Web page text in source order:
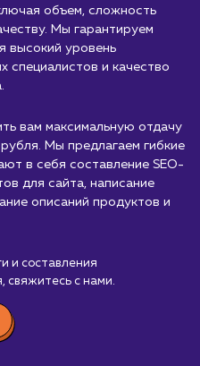
бизнес не зависит от
присутствия в
может быть
стратегии: Если
контента в свою
услуга SEO-
быть преждевременной.